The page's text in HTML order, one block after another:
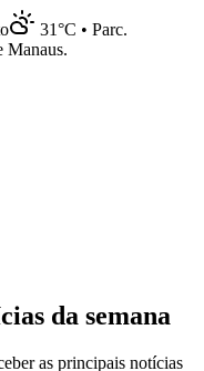
31°C • Parc.
Manaus.
da semana
as principais notícias